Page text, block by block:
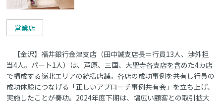
営業店
【金沢】福井銀行金津支店（田中誠支店長＝行員13人、渉外担
当4人。パート1人）は、芦原、三国、大聖寺各支店を含めた4カ店
で構成する嶺北エリアの統括店舗。各店の成功事例を共有し行員の
成功体験につなげる「正しいアプローチ事例共有会」を立ち上げ、
実施したことが奏功。2024年度下期は、幅広い顧客との取引拡大